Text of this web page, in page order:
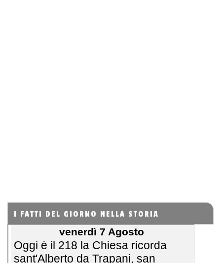
I FATTI DEL GIORNO NELLA STORIA